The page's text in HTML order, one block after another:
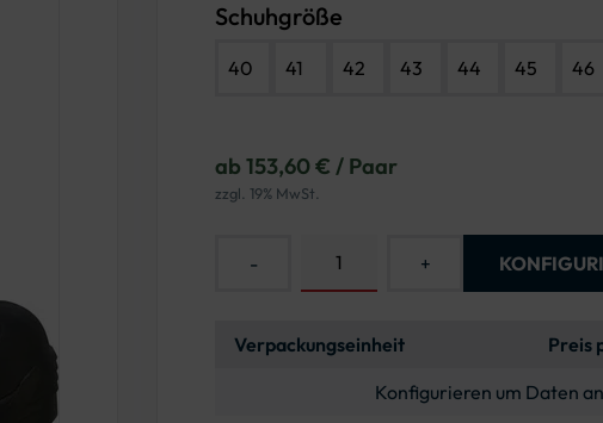
Schuhgröße
40 41 42 43 44 45 46
ab 153,60 € / Paar
zzgl. 19% MwSt.
- +
Verpackungseinheit
Preis
Konfigurieren um Daten